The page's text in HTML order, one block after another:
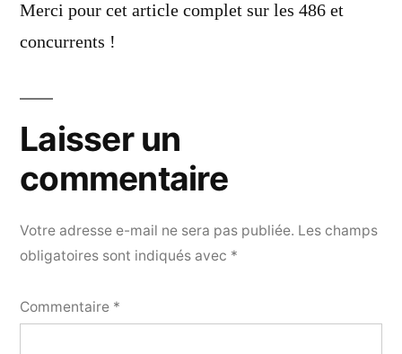
Merci pour cet article complet sur les 486 et
concurrents !
Laisser un
commentaire
Votre adresse e-mail ne sera pas publiée. Les champs
obligatoires sont indiqués avec *
Commentaire *